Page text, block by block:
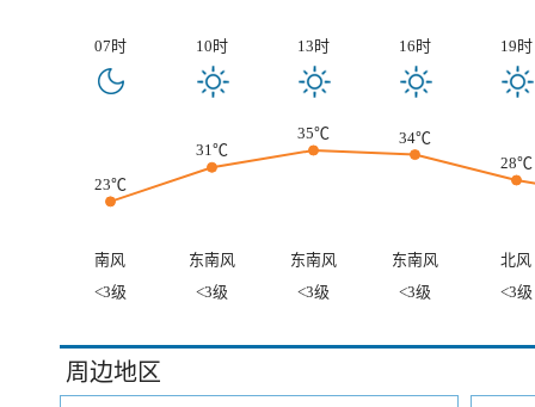
07时 10时 13时 16时 19时
23℃
31℃
35℃
34℃
28℃
南风 东南风 东南风 东南风
北风
<3级
<3级 <3级 <3级 <3级
周边地区